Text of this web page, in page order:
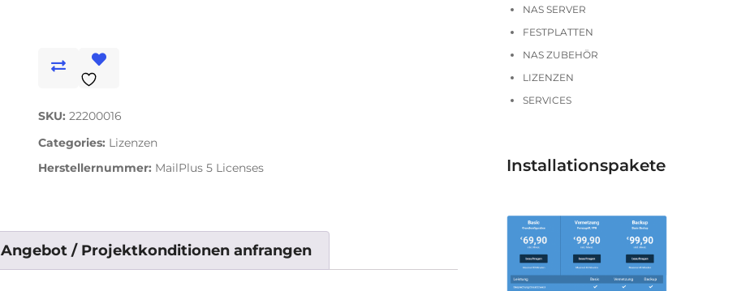
SKU: 22200016
Categories: Lizenzen
Herstellernummer: MailPlus 5 Licenses
Angebot / Projektkonditionen anfrangen
NAS SERVER
FESTPLATTEN
NAS ZUBEHÖR
LIZENZEN
SERVICES
Installationspakete